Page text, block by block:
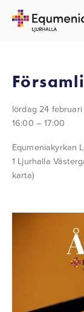
TILLBAKA
lördag 24
16:00
17:00
Equmeniakyrkan
1 Ljurhalla
karta)